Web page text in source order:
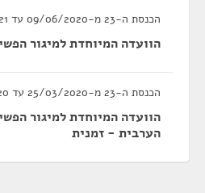
הכנסת ה-23 מ-09/06/2020 עד 06/04/2021
הוועדה המיוחדת למיגור
הכנסת ה-23 מ-25/03/2020 עד 27/05/2020
הוועדה המיוחדת למיגור
הערבית - זמנית